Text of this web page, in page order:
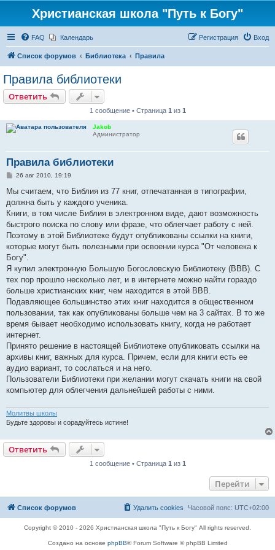
Христианская школа "Путь к Богу"
FAQ Календарь Вход
Регистрация
Список форумов Библиотека Правила
Правила библиотеки
Ответить
1 сообщение • Страница 1 из 1
Jakob
Администратор
Правила библиотеки
С
о
щ
е
и
е
26 авг 2010, 19:19
Мы считаем, что Библия из 77 книг, отпечатанная в типографии,
должна быть у каждого ученика.
Книги, в том числе Библия в электронном виде, дают возможность
быстрого поиска по слову или фразе, что облегчает работу с ней.
Поэтому в этой Библиотеке будут опубликованы ссылки на книги,
которые могут быть полезными при освоении курса "От человека к
Богу".
Я купил электронную Большую Богословскую Библиотеку (ВВВ). С
тех пор прошло несколько лет, и в интернете можно найти гораздо
больше христианских книг, чем находится в этой ВВВ.
Подавляющее большинство этих книг находится в общественном
пользовании, так как опубликованы больше чем на 3 сайтах. В то же
время бывает необходимо использовать книгу, когда не работает
интернет.
Принято решение в настоящей Библиотеке опубликовать ссылки на
архивы книг, важных для курса. Причем, если для книги есть ее
аудио вариант, то сослаться и на него.
Пользователи Библиотеки при желании могут скачать книги на свой
компьютер для облегчения дальнейшей работы с ними.
Молитвы школы
Будьте здоровы и сорадуйтесь истине!
Ответить
1 сообщение • Страница 1 из 1
Перейти
Список форумов Часовой пояс: UTC+02:00
Удалить cookies
Copyright © 2010 - 2026 Христианская школа "Путь к Богу" All rights reserved.
Создано на основе phpBB® Forum Software © phpBB Limited